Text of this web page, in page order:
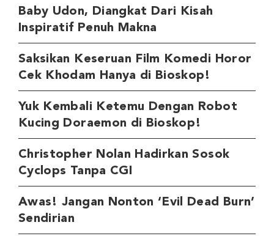
Baby Udon, Diangkat Dari Kisah
Inspiratif Penuh Makna
Saksikan Keseruan Film Komedi Horor
Cek Khodam Hanya di Bioskop!
Yuk Kembali Ketemu Dengan Robot
Kucing Doraemon di Bioskop!
Christopher Nolan Hadirkan Sosok
Cyclops Tanpa CGI
Awas! Jangan Nonton ‘Evil Dead Burn’
Sendirian